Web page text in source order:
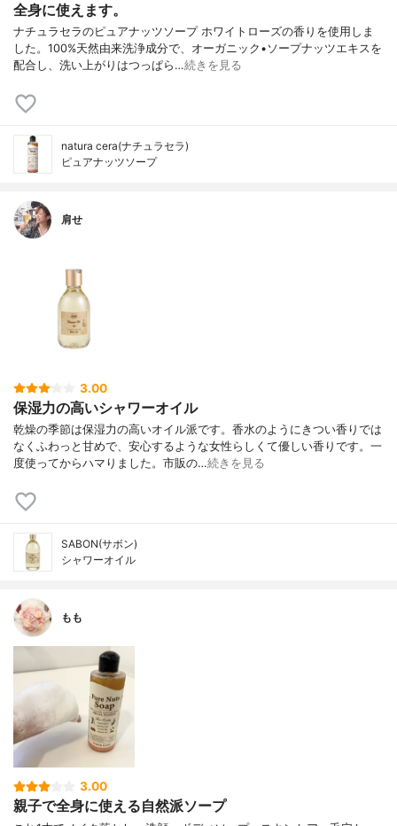
全身に使えます。
ナチュラセラのピュアナッツソープ ホワイトローズの香りを使用しま
した。100%天然由来洗浄成分で、オーガニック•ソープナッツエキスを
配合し、洗い上がりはつっぱら…続きを見る
natura cera(ナチュラセラ)
ピュアナッツソープ
肩せ
3.00
保湿力の高いシャワーオイル
乾燥の季節は保湿力の高いオイル派です。香水のようにきつい香りでは
なくふわっと甘めで、安心するような女性らしくて優しい香りです。一
度使ってからハマりました。市販の…続きを見る
SABON(サボン)
シャワーオイル
もも
3.00
親子で全身に使える自然派ソープ